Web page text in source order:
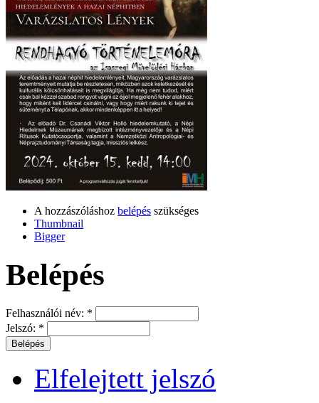
A hozzászóláshoz belépés szükséges
Thumbnail
Bigger
Belépés
Felhasználói név: *
Jelszó: *
Elfelejtett jelszó